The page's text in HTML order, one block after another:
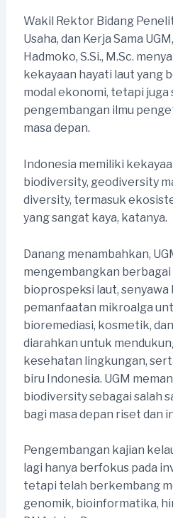
Wakil Rektor Bidang
Usaha, dan Kerja Sama
Hadmoko, S.Si., M.Sc.
kekayaan hayati laut yang
modal ekonomi, tetapi juga
pengembangan ilmu
masa depan.
Indonesia memiliki
biodiversity, geodiversity
diversity, termasuk
yang sangat kaya, katanya.
Danang menambahkan,
mengembangkan
bioprospeksi laut,
pemanfaatan mikroalga
bioremediasi, kosmetik,
diarahkan untuk
kesehatan lingkungan,
biru Indonesia. UGM
biodiversity sebagai salah
bagi masa depan riset dan
Pengembangan kajian
lagi hanya berfokus pada
tetapi telah berkembang
genomik, bioinformatika,